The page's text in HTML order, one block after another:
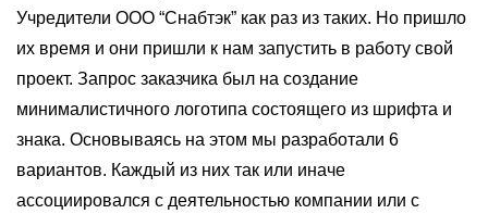
Учредители ООО “Снабтэк” как раз из таких. Но пришло
их время и они пришли к нам запустить в работу свой
проект. Запрос заказчика был на создание
минималистичного логотипа состоящего из шрифта и
знака. Основываясь на этом мы разработали 6
вариантов. Каждый из них так или иначе
ассоциировался с деятельностью компании или с